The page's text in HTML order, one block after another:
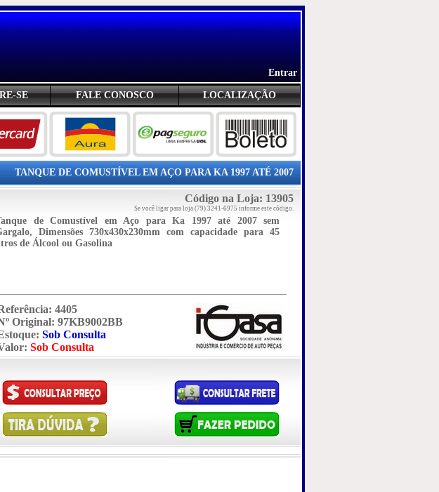
Entrar
SE FALE CONOSCO LOCALIZAÇÃO
TANQUE DE COMUSTÍVEL EM AÇO PARA KA 1997 ATÉ 2007
Código na Loja: 13905
Se você ligar para loja (79) 3241-6975 informe este código.
de Comustível em Aço para Ka 1997 até 2007 sem
Dimensões 730x430x230mm com capacidade para 45
de Álcool ou Gasolina
4405
Original: 97KB9002BB
Sob Consulta
Sob Consulta